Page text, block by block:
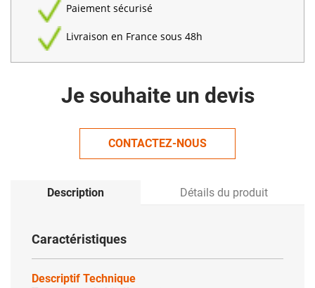
Paiement sécurisé
Livraison en France sous 48h
Je souhaite un devis
CONTACTEZ-NOUS
Description Détails du produit
Caractéristiques
Descriptif Technique